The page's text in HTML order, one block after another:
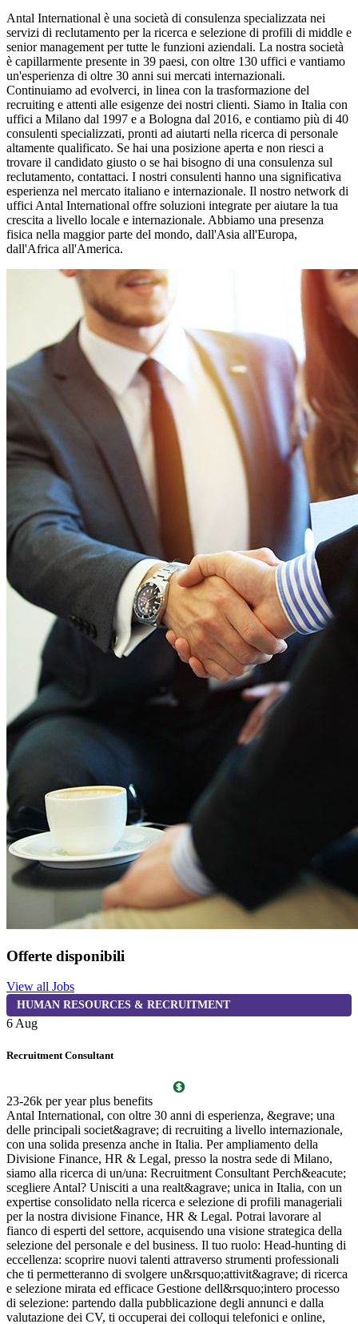
Antal International è una società di consulenza specializzata nei
servizi di reclutamento per la ricerca e selezione di profili di middle e
senior management per tutte le funzioni aziendali. La nostra società
è capillarmente presente in 39 paesi, con oltre 130 uffici e vantiamo
un'esperienza di oltre 30 anni sui mercati internazionali.
Continuiamo ad evolverci, in linea con la trasformazione del
recruiting e attenti alle esigenze dei nostri clienti. Siamo in Italia con
uffici a Milano dal 1997 e a Bologna dal 2016, e contiamo più di 40
consulenti specializzati, pronti ad aiutarti nella ricerca di personale
altamente qualificato. Se hai una posizione aperta e non riesci a
trovare il candidato giusto o se hai bisogno di una consulenza sul
reclutamento, contattaci. I nostri consulenti hanno una significativa
esperienza nel mercato italiano e internazionale. Il nostro network di
uffici Antal International offre soluzioni integrate per aiutare la tua
crescita a livello locale e internazionale. Abbiamo una presenza
fisica nella maggior parte del mondo, dall'Asia all'Europa,
dall'Africa all'America.
Offerte disponibili
View all Jobs
HUMAN RESOURCES & RECRUITMENT
6 Aug
Recruitment Consultant
23-26k per year plus benefits
Antal International, con oltre 30 anni di esperienza, &egrave; una
delle principali societ&agrave; di recruiting a livello internazionale,
con una solida presenza anche in Italia. Per ampliamento della
Divisione Finance, HR & Legal, presso la nostra sede di Milano,
siamo alla ricerca di un/una: Recruitment Consultant Perch&eacute;
scegliere Antal? Unisciti a una realt&agrave; unica in Italia, con un
expertise consolidato nella ricerca e selezione di profili manageriali
per la nostra divisione Finance, HR & Legal. Potrai lavorare al
fianco di esperti del settore, acquisendo una visione strategica della
selezione del personale e del business. Il tuo ruolo: Head-hunting di
eccellenza: scoprire nuovi talenti attraverso strumenti professionali
che ti permetteranno di svolgere un&rsquo;attivit&agrave; di ricerca
e selezione mirata ed efficace Gestione dell&rsquo;intero processo
di selezione: partendo dalla pubblicazione degli annunci e dalla
valutazione dei CV, ti occuperai dei colloqui telefonici e online,